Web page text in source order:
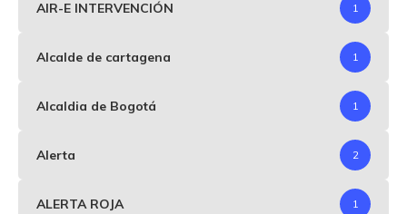
AIR-E INTERVENCIÓN 1
Alcalde de cartagena 1
Alcaldia de Bogotá 1
Alerta 2
ALERTA ROJA 1